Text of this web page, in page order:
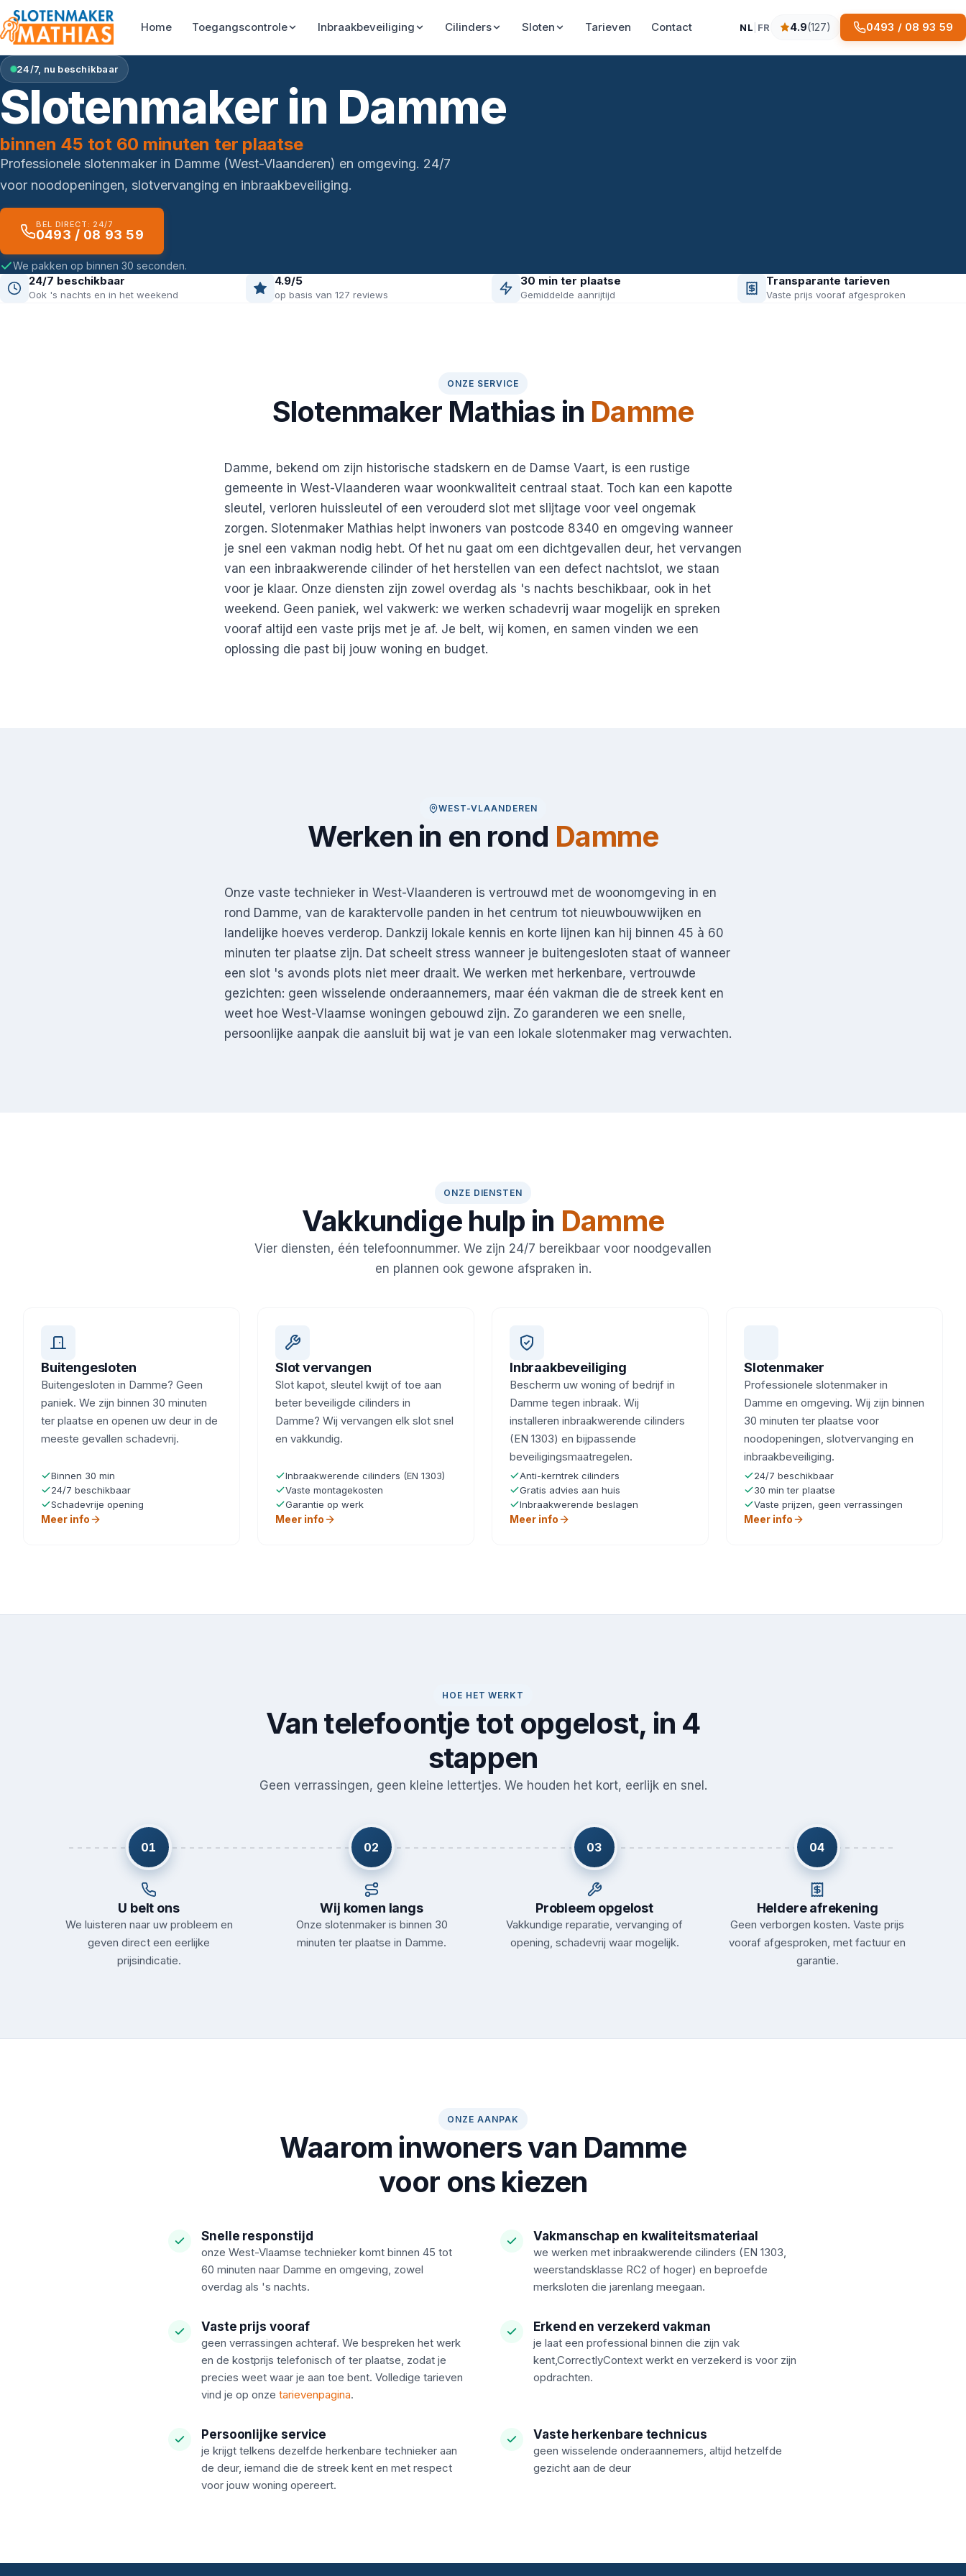
Home Toegangscontrole Inbraakbeveiliging Cilinders Sloten Tarieven Contact NL FR
4.9 sterren op basis van 127 reviews
4.9(127) 0493 / 08 93 59
24/7, nu beschikbaar
Slotenmaker in Damme
binnen 45 tot 60 minuten ter plaatse
Professionele slotenmaker in Damme (West-Vlaanderen) en omgeving. 24/7
voor noodopeningen, slotvervanging en inbraakbeveiliging.
BEL DIRECT: 24/7
0493 / 08 93 59
We pakken op binnen 30 seconden.
24/7 beschikbaar
Ook 's nachts en in het weekend
4.9/5
op basis van 127 reviews
30 min ter plaatse
Gemiddelde aanrijtijd
Transparante tarieven
Vaste prijs vooraf afgesproken
ONZE SERVICE
Slotenmaker Mathias in Damme
Damme, bekend om zijn historische stadskern en de Damse Vaart, is een rustige
gemeente in West-Vlaanderen waar woonkwaliteit centraal staat. Toch kan een kapotte
sleutel, verloren huissleutel of een verouderd slot met slijtage voor veel ongemak
zorgen. Slotenmaker Mathias helpt inwoners van postcode 8340 en omgeving wanneer
je snel een vakman nodig hebt. Of het nu gaat om een dichtgevallen deur, het vervangen
van een inbraakwerende cilinder of het herstellen van een defect nachtslot, we staan
voor je klaar. Onze diensten zijn zowel overdag als 's nachts beschikbaar, ook in het
weekend. Geen paniek, wel vakwerk: we werken schadevrij waar mogelijk en spreken
vooraf altijd een vaste prijs met je af. Je belt, wij komen, en samen vinden we een
oplossing die past bij jouw woning en budget.
WEST-VLAANDEREN
Werken in en rond Damme
Onze vaste technieker in West-Vlaanderen is vertrouwd met de woonomgeving in en
rond Damme, van de karaktervolle panden in het centrum tot nieuwbouwwijken en
landelijke hoeves verderop. Dankzij lokale kennis en korte lijnen kan hij binnen 45 à 60
minuten ter plaatse zijn. Dat scheelt stress wanneer je buitengesloten staat of wanneer
een slot 's avonds plots niet meer draait. We werken met herkenbare, vertrouwde
gezichten: geen wisselende onderaannemers, maar één vakman die de streek kent en
weet hoe West-Vlaamse woningen gebouwd zijn. Zo garanderen we een snelle,
persoonlijke aanpak die aansluit bij wat je van een lokale slotenmaker mag verwachten.
ONZE DIENSTEN
Vakkundige hulp in Damme
Vier diensten, één telefoonnummer. We zijn 24/7 bereikbaar voor noodgevallen
en plannen ook gewone afspraken in.
Buitengesloten
Buitengesloten in Damme? Geen
paniek. We zijn binnen 30 minuten
ter plaatse en openen uw deur in de
meeste gevallen schadevrij.
Binnen 30 min
24/7 beschikbaar
Schadevrije opening
Meer info
Slot vervangen
Slot kapot, sleutel kwijt of toe aan
beter beveiligde cilinders in
Damme? Wij vervangen elk slot snel
en vakkundig.
Inbraakwerende cilinders (EN 1303)
Vaste montagekosten
Garantie op werk
Meer info
Inbraakbeveiliging
Bescherm uw woning of bedrijf in
Damme tegen inbraak. Wij
installeren inbraakwerende cilinders
(EN 1303) en bijpassende
beveiligingsmaatregelen.
Anti-kerntrek cilinders
Gratis advies aan huis
Inbraakwerende beslagen
Meer info
Slotenmaker
Professionele slotenmaker in
Damme en omgeving. Wij zijn binnen
30 minuten ter plaatse voor
noodopeningen, slotvervanging en
inbraakbeveiliging.
24/7 beschikbaar
30 min ter plaatse
Vaste prijzen, geen verrassingen
Meer info
HOE HET WERKT
Van telefoontje tot opgelost, in 4
stappen
Geen verrassingen, geen kleine lettertjes. We houden het kort, eerlijk en snel.
01
U belt ons
We luisteren naar uw probleem en
geven direct een eerlijke
prijsindicatie.
02
Wij komen langs
Onze slotenmaker is binnen 30
minuten ter plaatse in Damme.
03
Probleem opgelost
Vakkundige reparatie, vervanging of
opening, schadevrij waar mogelijk.
04
Heldere afrekening
Geen verborgen kosten. Vaste prijs
vooraf afgesproken, met factuur en
garantie.
ONZE AANPAK
Waarom inwoners van Damme
voor ons kiezen
Snelle responstijd
onze West-Vlaamse technieker komt binnen 45 tot
60 minuten naar Damme en omgeving, zowel
overdag als 's nachts.
Vakmanschap en kwaliteitsmateriaal
we werken met inbraakwerende cilinders (EN 1303,
weerstandsklasse RC2 of hoger) en beproefde
merksloten die jarenlang meegaan.
Vaste prijs vooraf
geen verrassingen achteraf. We bespreken het werk
en de kostprijs telefonisch of ter plaatse, zodat je
precies weet waar je aan toe bent. Volledige tarieven
vind je op onze tarievenpagina.
Erkend en verzekerd vakman
je laat een professional binnen die zijn vak
kent,CorrectlyContext werkt en verzekerd is voor zijn
opdrachten.
Persoonlijke service
je krijgt telkens dezelfde herkenbare technieker aan
de deur, iemand die de streek kent en met respect
voor jouw woning opereert.
Vaste herkenbare technicus
geen wisselende onderaannemers, altijd hetzelfde
gezicht aan de deur